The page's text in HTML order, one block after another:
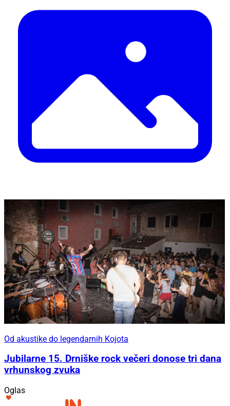
Od akustike do legendarnih Kojota
Jubilarne 15. Drniške rock večeri donose tri dana
vrhunskog zvuka
Oglas